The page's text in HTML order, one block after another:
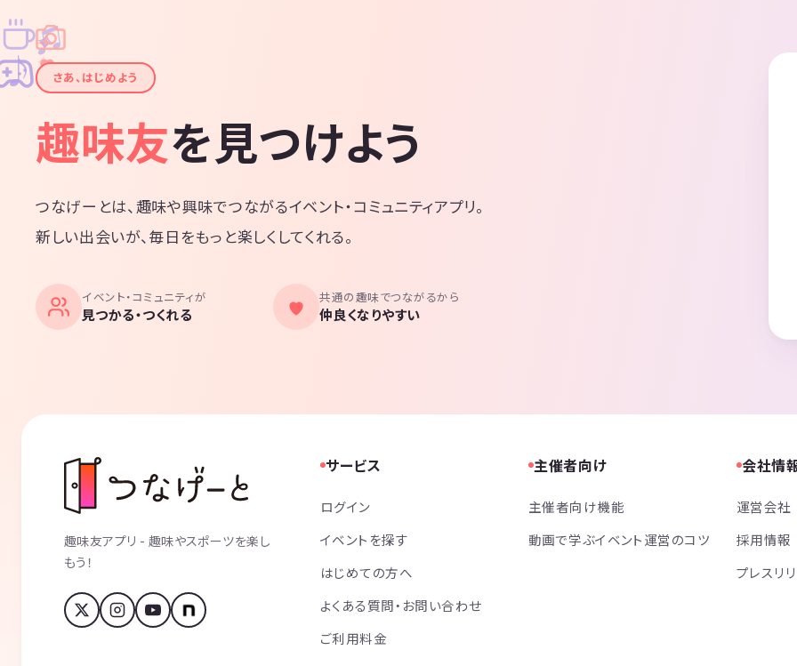
✦
✦
✧
✧
♪
♫
さあ、はじめよう
趣味友を見つけよう
つなげーとは、趣味や興味でつながるイベント・コミュニティアプリ。
新しい出会いが、毎日をもっと楽しくしてくれる。
イベント・コミュニティが
見つかる・つくれる
共通の趣味でつながるから
仲良くなりやすい
趣味友アプリ - 趣味やスポーツを楽し
もう！
サービス
ログイン
イベントを探す
はじめての方へ
よくある質問・お問い合わせ
ご利用料金
主催者向け
主催者向け機能
動画で学ぶイベント運営のコツ
会社情
運営会社
採用情報
プレスリ